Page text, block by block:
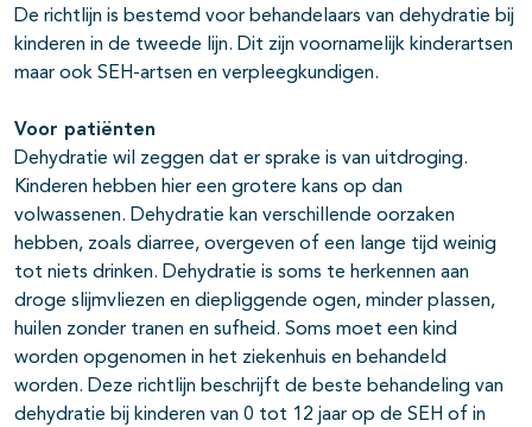
De richtlijn is bestemd voor behandelaars van dehydratie bij
kinderen in de tweede lijn. Dit zijn voornamelijk kinderartsen
maar ook SEH-artsen en verpleegkundigen.
Voor patiënten
Dehydratie wil zeggen dat er sprake is van uitdroging.
Kinderen hebben hier een grotere kans op dan
volwassenen. Dehydratie kan verschillende oorzaken
hebben, zoals diarree, overgeven of een lange tijd weinig
tot niets drinken. Dehydratie is soms te herkennen aan
droge slijmvliezen en diepliggende ogen, minder plassen,
huilen zonder tranen en sufheid. Soms moet een kind
worden opgenomen in het ziekenhuis en behandeld
worden. Deze richtlijn beschrijft de beste behandeling van
dehydratie bij kinderen van 0 tot 12 jaar op de SEH of in